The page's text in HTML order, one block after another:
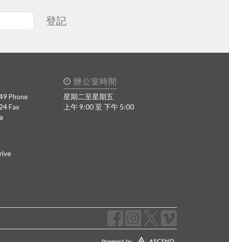
登記
Phone
Fax
辦公室時間
星期二至星期五
上午 9:00 至 下午 5:00